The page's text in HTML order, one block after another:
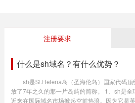
注册要求
什么是sh域名？有什么优势？
sh是St.Helena岛（圣海伦岛）国家代码
放了7年之久的那一片岛屿的简称。 1、sh是全
近来在国际域名市场掀起空前热浪。因为它是